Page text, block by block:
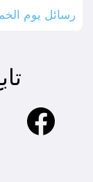
رسائل يوم